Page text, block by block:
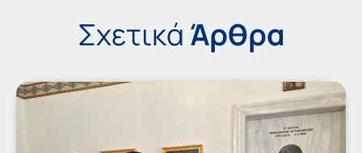
Σχετικά Άρθρα